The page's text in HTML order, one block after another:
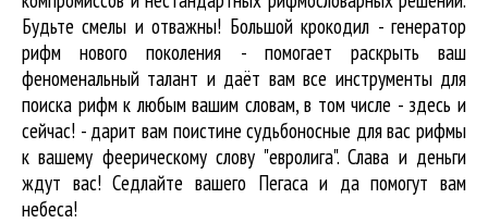
Будьте смелы и отважны! Большой крокодил - генератор
рифм нового поколения - помогает раскрыть ваш
феноменальный талант и даёт вам все инструменты для
поиска рифмк любым вашим словам, в том числе - здесь и
сейчас! - дарит вам поистине судьбоносные для вас рифмы
к вашему феерическому слову "евролига". Слава и деньги
ждут вас! Седлайте вашего Пегаса и да помогут вам
небеса!